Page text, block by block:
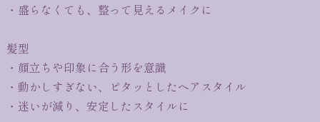
・盛らなくても、整って見えるメイクに
髪型
・顔立ちや印象に合う形を意識
・動かしすぎない、ピタッとしたヘアスタイル
・迷いが減り、安定したスタイルに